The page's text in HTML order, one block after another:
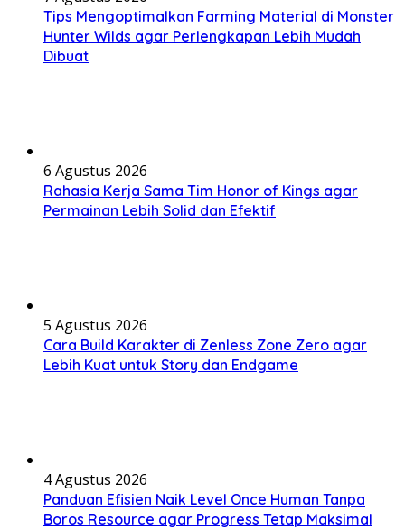
Tips Mengoptimalkan Farming Material di Monster
Hunter Wilds agar Perlengkapan Lebih Mudah
Dibuat
6 Agustus 2026
Rahasia Kerja Sama Tim Honor of Kings agar
Permainan Lebih Solid dan Efektif
5 Agustus 2026
Cara Build Karakter di Zenless Zone Zero agar
Lebih Kuat untuk Story dan Endgame
4 Agustus 2026
Panduan Efisien Naik Level Once Human Tanpa
Boros Resource agar Progress Tetap Maksimal